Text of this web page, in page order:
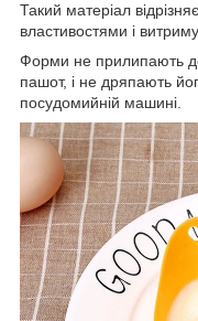
Такий матеріал
властивостями і
Форми не прилипають
пашот, і не дряпають
посудомийній машині.